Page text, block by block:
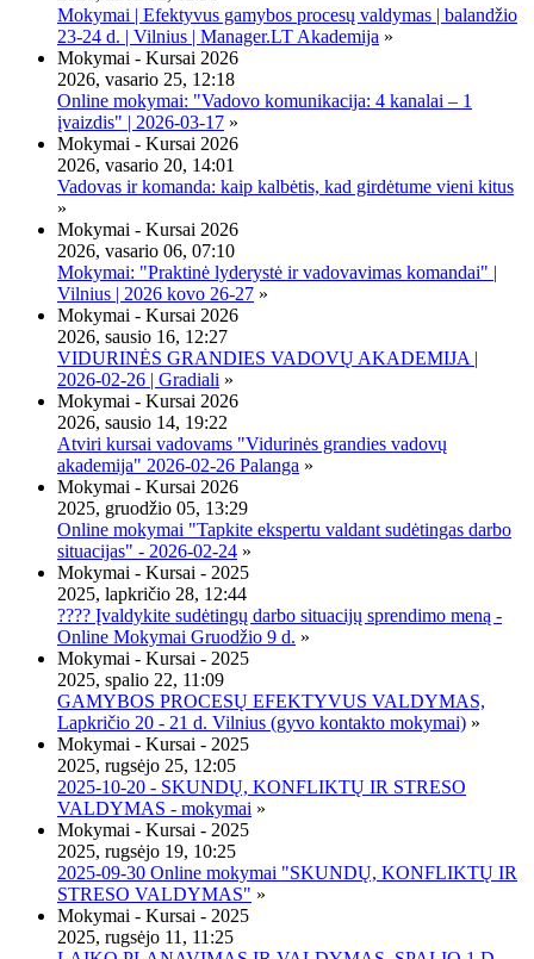
Mokymai | Efektyvus gamybos procesų valdymas | balandžio
23-24 d. | Vilnius | Manager.LT Akademija »
Mokymai - Kursai 2026
2026, vasario 25, 12:18
Online mokymai: "Vadovo komunikacija: 4 kanalai – 1
įvaizdis" | 2026-03-17 »
Mokymai - Kursai 2026
2026, vasario 20, 14:01
Vadovas ir komanda: kaip kalbėtis, kad girdėtume vieni kitus
»
Mokymai - Kursai 2026
2026, vasario 06, 07:10
Mokymai: "Praktinė lyderystė ir vadovavimas komandai" |
Vilnius | 2026 kovo 26-27 »
Mokymai - Kursai 2026
2026, sausio 16, 12:27
VIDURINĖS GRANDIES VADOVŲ AKADEMIJA |
2026-02-26 | Gradiali »
Mokymai - Kursai 2026
2026, sausio 14, 19:22
Atviri kursai vadovams "Vidurinės grandies vadovų
akademija" 2026-02-26 Palanga »
Mokymai - Kursai 2026
2025, gruodžio 05, 13:29
Online mokymai "Tapkite ekspertu valdant sudėtingas darbo
situacijas" - 2026-02-24 »
Mokymai - Kursai - 2025
2025, lapkričio 28, 12:44
???? Įvaldykite sudėtingų darbo situacijų sprendimo meną -
Online Mokymai Gruodžio 9 d. »
Mokymai - Kursai - 2025
2025, spalio 22, 11:09
GAMYBOS PROCESŲ EFEKTYVUS VALDYMAS,
Lapkričio 20 - 21 d. Vilnius (gyvo kontakto mokymai) »
Mokymai - Kursai - 2025
2025, rugsėjo 25, 12:05
2025-10-20 - SKUNDŲ, KONFLIKTŲ IR STRESO
VALDYMAS - mokymai »
Mokymai - Kursai - 2025
2025, rugsėjo 19, 10:25
2025-09-30 Online mokymai "SKUNDŲ, KONFLIKTŲ IR
STRESO VALDYMAS" »
Mokymai - Kursai - 2025
2025, rugsėjo 11, 11:25